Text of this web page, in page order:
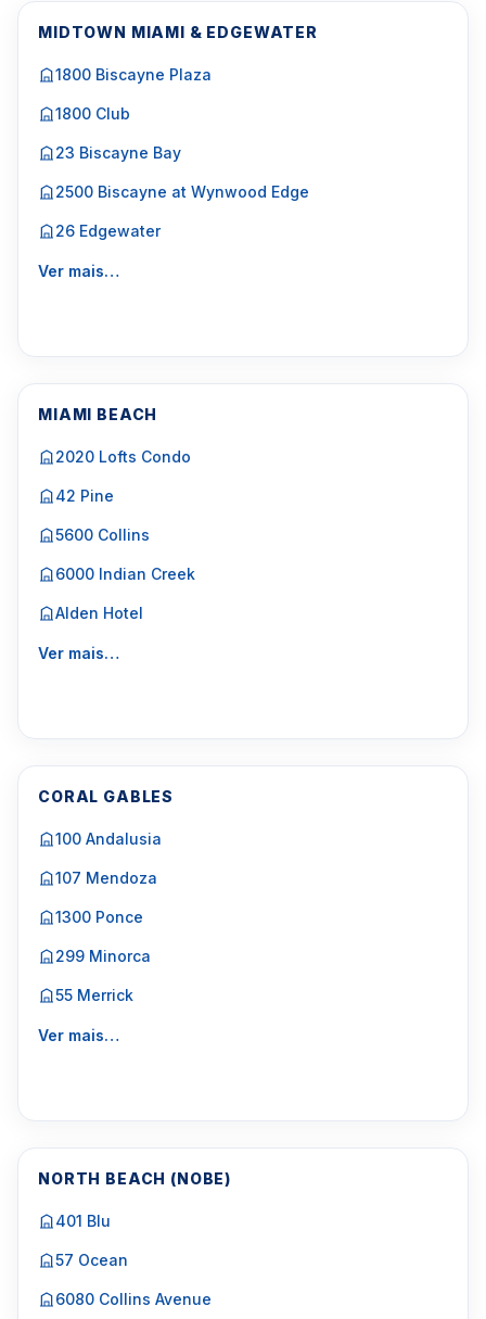
MIDTOWN MIAMI & EDGEWATER
1800 Biscayne Plaza
1800 Club
23 Biscayne Bay
2500 Biscayne at Wynwood Edge
26 Edgewater
Ver mais…
MIAMI BEACH
2020 Lofts Condo
42 Pine
5600 Collins
6000 Indian Creek
Alden Hotel
Ver mais…
CORAL GABLES
100 Andalusia
107 Mendoza
1300 Ponce
299 Minorca
55 Merrick
Ver mais…
NORTH BEACH (NOBE)
401 Blu
57 Ocean
6080 Collins Avenue